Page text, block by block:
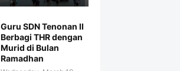
Guru SDN Tenonan II
Berbagi THR dengan
Murid di Bulan
Ramadhan